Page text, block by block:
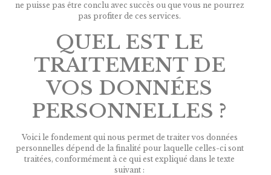
ne puisse pas être conclu avec succès ou que vous ne pourrez
pas profiter de ces services.
QUEL EST LE
TRAITEMENT DE
VOS DONNÉES
PERSONNELLES ?
Voici le fondement qui nous permet de traiter vos données
personnelles dépend de la finalité pour laquelle celles-ci sont
traitées, conformément à ce qui est expliqué dans le texte
suivant :